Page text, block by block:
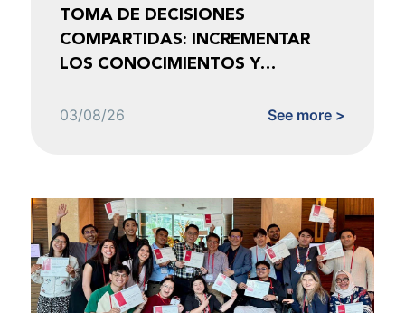
TOMA DE DECISIONES
COMPARTIDAS: INCREMENTAR
LOS CONOCIMIENTOS Y
03/08/26 See more >